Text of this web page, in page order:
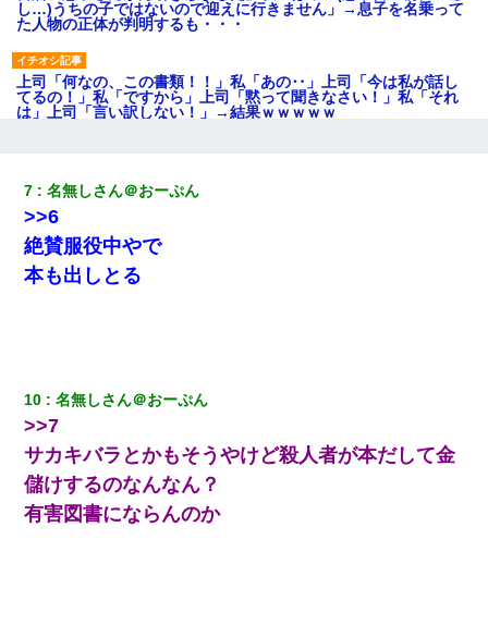
し…)うちの子ではないので迎えに行きません」→息子を名乗って
た人物の正体が判明するも・・・
上司「何なの、この書類！！」私「あの‥」上司「今は私が話し
てるの！」私「ですから」上司「黙って聞きなさい！」私「それ
は」上司「言い訳しない！」→結果ｗｗｗｗｗ
そうとは思わないのか！」→どうも連れ子は…
【報告者がキチ】嫁「妊娠した」俺『それじゃあ皆に祝ってもら
おう』友人達を家に連れ帰ってホームパーティー→俺『皆に祝え
てもらえて良かったな！』→
嘘をついてフリン旅行へ出かけた嫁→翌日、嫁「ただいま～」旦
那「娘がシんだよ。何度も連絡したのに…」嫁「えっ」→なん
と・・・
子供の頃、母の弟にイタズラされてて中学に入ってから関係を持
ってしまった。拒絶したら「全部バラしてやる」と脅迫されたの
で両親に全部話した。
7 名無しさん＠おーぷん
>>6
絶賛服役中やで
本も出しとる
10 名無しさん＠おーぷん
>>7
サカキバラとかもそうやけど殺人者が本だして金
儲けするのなんなん？
有害図書にならんのか